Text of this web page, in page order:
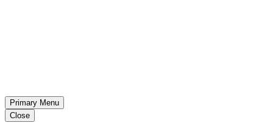
Primary Menu
Close